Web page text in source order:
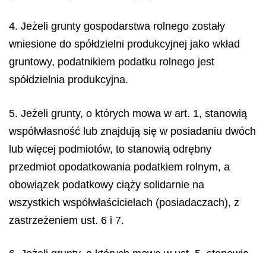
4. Jeżeli grunty gospodarstwa rolnego zostały
wniesione do spółdzielni produkcyjnej jako wkład
gruntowy, podatnikiem podatku rolnego jest
spółdzielnia produkcyjna.
5. Jeżeli grunty, o których mowa w art. 1, stanowią
współwłasność lub znajdują się w posiadaniu dwóch
lub więcej podmiotów, to stanowią odrębny
przedmiot opodatkowania podatkiem rolnym, a
obowiązek podatkowy ciąży solidarnie na
wszystkich współwłaścicielach (posiadaczach), z
zastrzeżeniem ust. 6 i 7.